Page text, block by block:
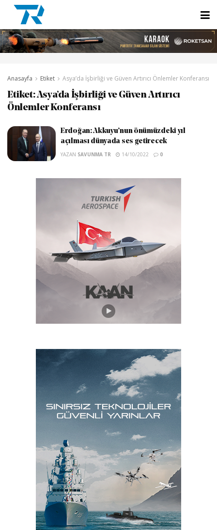
Anasayfa Etiket Asya’da İşbirliği ve Güven Artırıcı Önlemler Konferansı
Etiket:Asya’da İşbirliği ve Güven Artırıcı
Önlemler Konferansı
Erdoğan: Akkuyu’nun önümüzdeki yıl
açılması dünyada ses getirecek
YAZAN SAVUNMA TR 14/10/2022 0